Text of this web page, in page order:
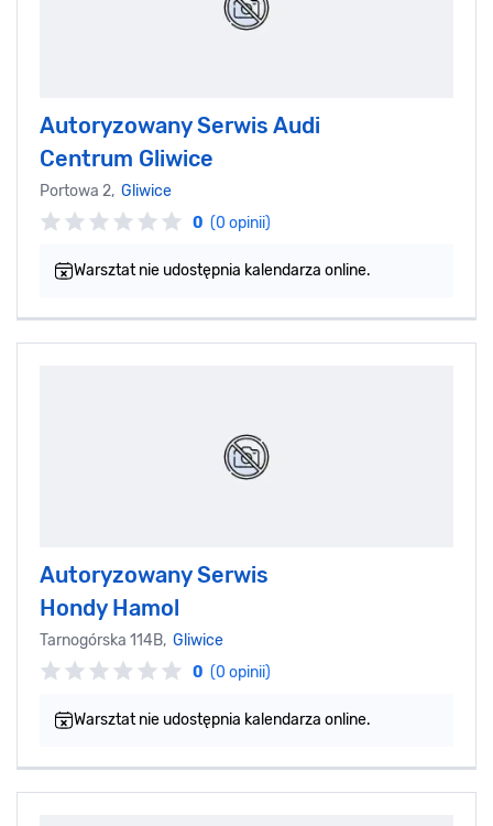
Autoryzowany Serwis Audi
Centrum Gliwice
Portowa 2, Gliwice
0 (0 opinii)
Warsztat nie udostępnia kalendarza online.
Autoryzowany Serwis
Hondy Hamol
Tarnogórska 114B, Gliwice
0 (0 opinii)
Warsztat nie udostępnia kalendarza online.